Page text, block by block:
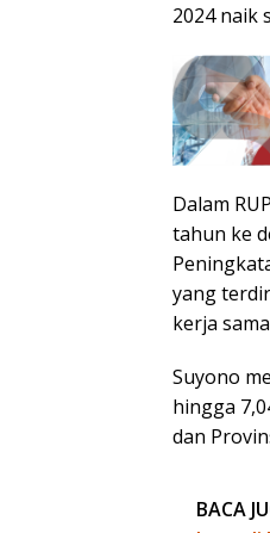
2024 naik
Dalam
tahun ke
yang
kerja
Suyono
hingga
dan
BACA